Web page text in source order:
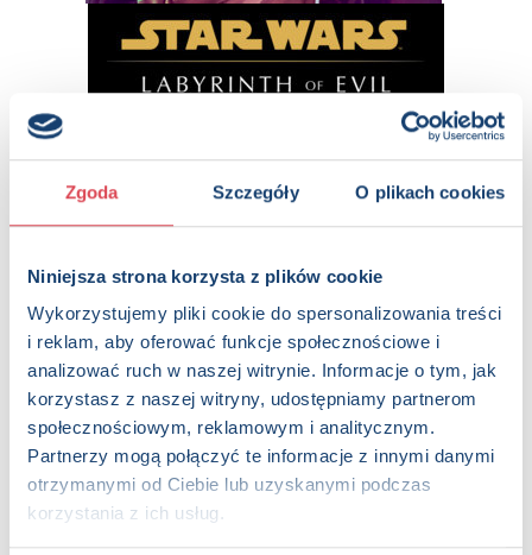
Zgoda Szczegóły O plikach cookies
Niniejsza strona korzysta z plików cookie
Wykorzystujemy pliki cookie do spersonalizowania treści
i reklam, aby oferować funkcje społecznościowe i
analizować ruch w naszej witrynie. Informacje o tym, jak
korzystasz z naszej witryny, udostępniamy partnerom
społecznościowym, reklamowym i analitycznym.
Partnerzy mogą połączyć te informacje z innymi danymi
otrzymanymi od Ciebie lub uzyskanymi podczas
korzystania z ich usług.
Oryginalne okładkiMaski kłamstwiLabiryntu zła